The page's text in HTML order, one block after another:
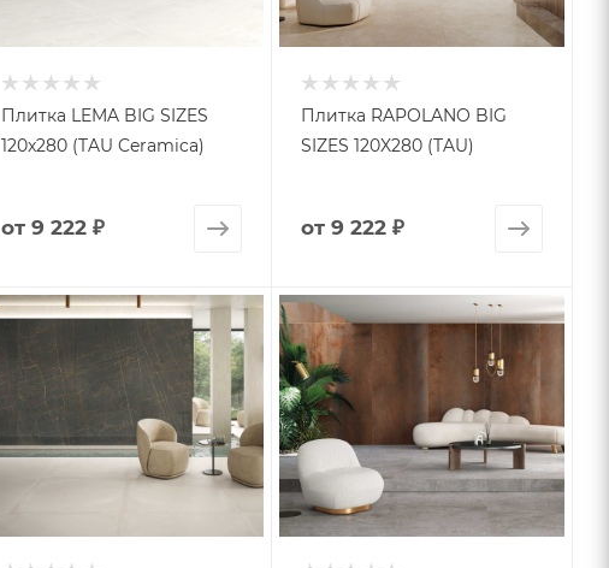
Плитка LEMA BIG SIZES
120x280 (TAU Ceramica)
от 9 222 ₽
Плитка RAPOLANO BIG
SIZES 120X280 (TAU)
от9 222 ₽